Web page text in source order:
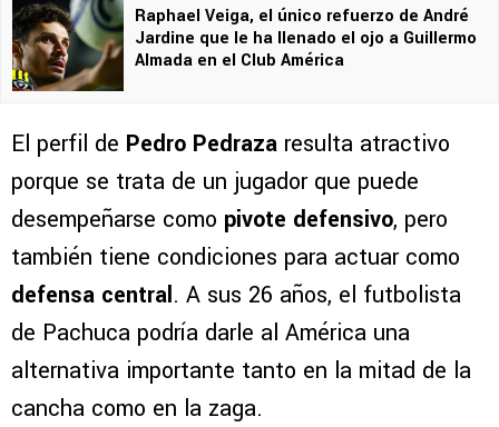
Raphael Veiga, el único refuerzo de André
Jardine que le ha llenado el ojo a Guillermo
Almada en el Club América
El perfil de Pedro Pedraza resulta atractivo
porque se trata de un jugador que puede
desempeñarse como pivote defensivo, pero
también tiene condiciones para actuar como
defensa central. A sus 26 años, el futbolista
de Pachuca podría darle al América una
alternativa importante tanto en la mitad de la
cancha como en la zaga.